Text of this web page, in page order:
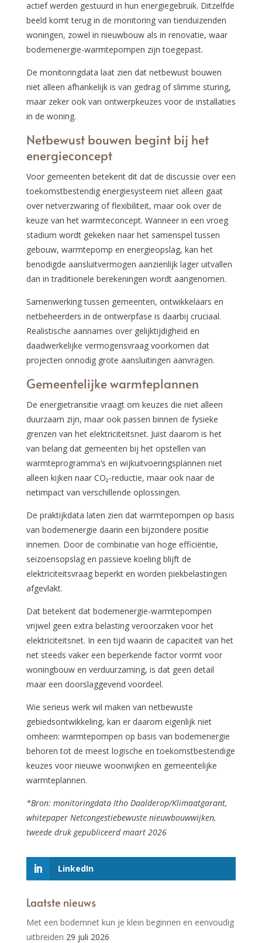
actief werden gestuurd in hun energiegebruik. Ditzelfde
beeld komt terug in de monitoring van tienduizenden
woningen, zowel in nieuwbouw als in renovatie, waar
bodemenergie-warmtepompen zijn toegepast.
De monitoringdata laat zien dat netbewust bouwen
niet alleen afhankelijk is van gedrag of slimme sturing,
maar zeker ook van ontwerpkeuzes voor de installaties
in de woning.
Netbewust bouwen begint bij het
energieconcept
Voor gemeenten betekent dit dat de discussie over een
toekomstbestendig energiesysteem niet alleen gaat
over netverzwaring of flexibiliteit, maar ook over de
keuze van het warmteconcept. Wanneer in een vroeg
stadium wordt gekeken naar het samenspel tussen
gebouw, warmtepomp en energieopslag, kan het
benodigde aansluitvermogen aanzienlijk lager uitvallen
dan in traditionele berekeningen wordt aangenomen.
Samenwerking tussen gemeenten, ontwikkelaars en
netbeheerders in de ontwerpfase is daarbij cruciaal.
Realistische aannames over gelijktijdigheid en
daadwerkelijke vermogensvraag voorkomen dat
projecten onnodig grote aansluitingen aanvragen.
Gemeentelijke warmteplannen
De energietransitie vraagt om keuzes die niet alleen
duurzaam zijn, maar ook passen binnen de fysieke
grenzen van het elektriciteitsnet. Juist daarom is het
van belang dat gemeenten bij het opstellen van
warmteprogramma’s en wijkuitvoeringsplannen niet
alleen kijken naar CO₂-reductie, maar ook naar de
netimpact van verschillende oplossingen.
De praktijkdata laten zien dat warmtepompen op basis
van bodemenergie daarin een bijzondere positie
innemen. Door de combinatie van hoge efficiëntie,
seizoensopslag en passieve koeling blijft de
elektriciteitsvraag beperkt en worden piekbelastingen
afgevlakt.
Dat betekent dat bodemenergie-warmtepompen
vrijwel geen extra belasting veroorzaken voor het
elektriciteitsnet. In een tijd waarin de capaciteit van het
net steeds vaker een beperkende factor vormt voor
woningbouw en verduurzaming, is dat geen detail
maar een doorslaggevend voordeel.
Wie serieus werk wil maken van netbewuste
gebiedsontwikkeling, kan er daarom eigenlijk niet
omheen: warmtepompen op basis van bodemenergie
behoren tot de meest logische en toekomstbestendige
keuzes voor nieuwe woonwijken en gemeentelijke
warmteplannen.
*Bron: monitoringdata Itho Daalderop/Klimaatgarant,
whitepaper Netcongestiebewuste nieuwbouwwijken,
tweede druk gepubliceerd maart 2026
LinkedIn
Laatste nieuws
Met een bodemnet kun je klein beginnen en eenvoudig
uitbreiden 29 juli 2026